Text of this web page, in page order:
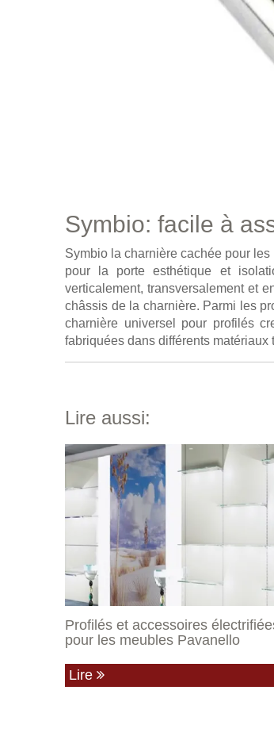
Symbio: facile à
Symbio la charnière cachée pour
pour la porte esthétique et
verticalement, transversalement et
châssis de la charnière. Parmi les
charnière universel pour profilés
fabriquées dans différents
Lire aussi:
Profilés et accessoires
pour les meubles Pavanello
Lire